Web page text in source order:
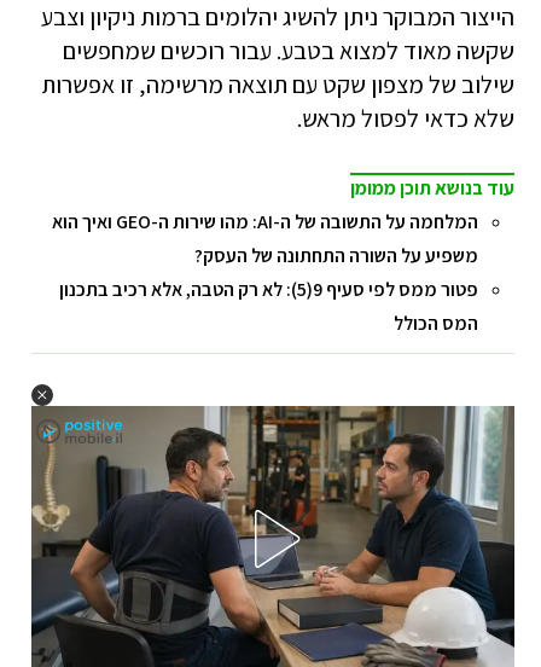
הייצור המבוקר ניתן להשיג יהלומים ברמות ניקיון וצבע
שקשה מאוד למצוא בטבע. עבור רוכשים שמחפשים
שילוב של מצפון שקט עם תוצאה מרשימה, זו אפשרות
שלא כדאי לפסול מראש.
עוד בנושא תוכן ממומן
המלחמה על התשובה של ה-AI: מהו שירות ה-GEO ואיך הוא
משפיע על השורה התחתונה של העסק?
פטור ממס לפי סעיף 9(5): לא רק הטבה, אלא רכיב בתכנון
המס הכולל